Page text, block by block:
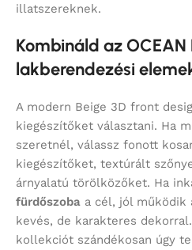
illatszereknek.
Kombináld az OCEAN
lakberendezési
A modern Beige 3D front
kiegészítőket választani. Ha
szeretnél, válassz fonott
kiegészítőket, textúrált
árnyalatú törölközőket. Ha
fürdőszoba a cél, jól működik
kevés, de karakteres
kollekciót szándékosan úgy